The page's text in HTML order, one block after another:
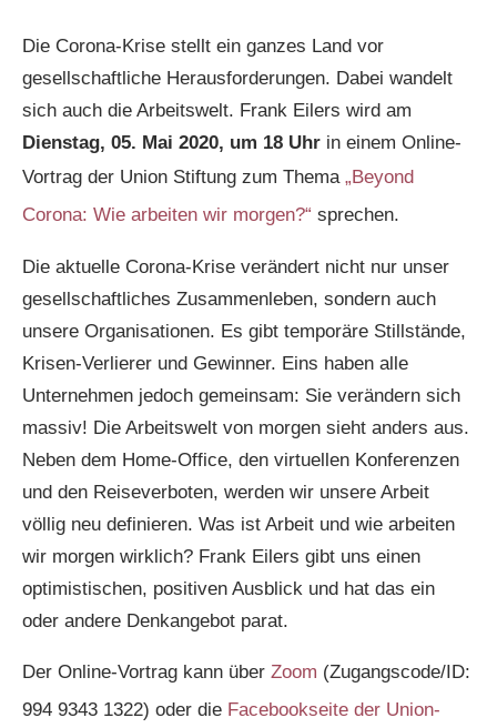
Die Corona-Krise stellt ein ganzes Land vor
gesellschaftliche Herausforderungen. Dabei wandelt
sich auch die Arbeitswelt. Frank Eilers wird am
Dienstag, 05. Mai 2020, um 18 Uhr in einem Online-
Vortrag der Union Stiftung zum Thema „Beyond
Corona: Wie arbeiten wir morgen?“ sprechen.
Die aktuelle Corona-Krise verändert nicht nur unser
gesellschaftliches Zusammenleben, sondern auch
unsere Organisationen. Es gibt temporäre Stillstände,
Krisen-Verlierer und Gewinner. Eins haben alle
Unternehmen jedoch gemeinsam: Sie verändern sich
massiv! Die Arbeitswelt von morgen sieht anders aus.
Neben dem Home-Office, den virtuellen Konferenzen
und den Reiseverboten, werden wir unsere Arbeit
völlig neu definieren. Was ist Arbeit und wie arbeiten
wir morgen wirklich? Frank Eilers gibt uns einen
optimistischen, positiven Ausblick und hat das ein
oder andere Denkangebot parat.
Der Online-Vortrag kann über Zoom (Zugangscode/ID:
994 9343 1322) oder die Facebookseite der Union-